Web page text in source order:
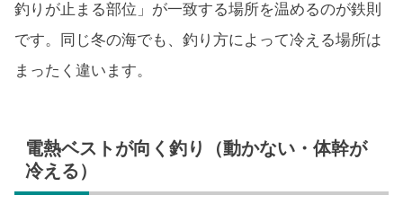
釣りが止まる部位」が一致する場所を温めるのが鉄則
です。同じ冬の海でも、釣り方によって冷える場所は
まったく違います。
電熱ベストが向く釣り（動かない・体幹が
冷える）